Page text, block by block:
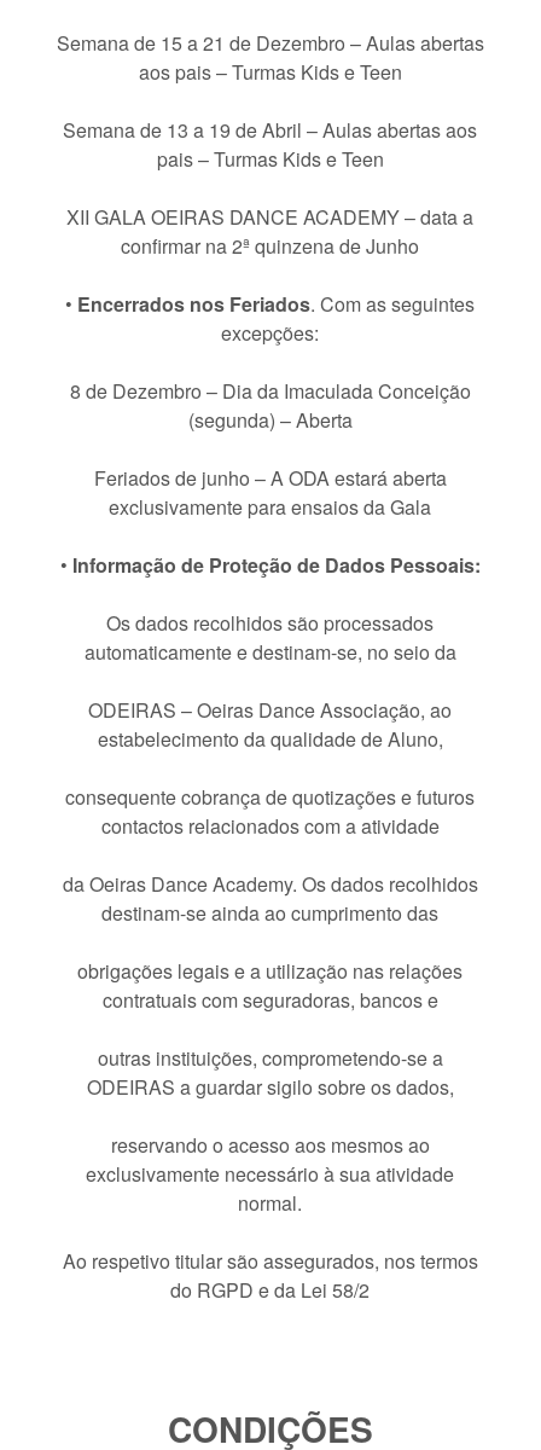
Semana de 15 a 21 de Dezembro – Aulas abertas
aos pais – Turmas Kids e Teen
Semana de 13 a 19 de Abril – Aulas abertas aos
pais – Turmas Kids e Teen
XII GALA OEIRAS DANCE ACADEMY – data a
confirmar na 2ª quinzena de Junho
• Encerrados nos Feriados. Com as seguintes
excepções:
8 de Dezembro – Dia da Imaculada Conceição
(segunda) – Aberta
Feriados de junho – A ODA estará aberta
exclusivamente para ensaios da Gala
• Informação de Proteção de Dados Pessoais:
Os dados recolhidos são processados
automaticamente e destinam-se, no seio da
ODEIRAS – Oeiras Dance Associação, ao
estabelecimento da qualidade de Aluno,
consequente cobrança de quotizações e futuros
contactos relacionados com a atividade
da Oeiras Dance Academy. Os dados recolhidos
destinam-se ainda ao cumprimento das
obrigações legais e a utilização nas relações
contratuais com seguradoras, bancos e
outras instituições, comprometendo-se a
ODEIRAS a guardar sigilo sobre os dados,
reservando o acesso aos mesmos ao
exclusivamente necessário à sua atividade
normal.
Ao respetivo titular são assegurados, nos termos
do RGPD e da Lei 58/2
CONDIÇÕES